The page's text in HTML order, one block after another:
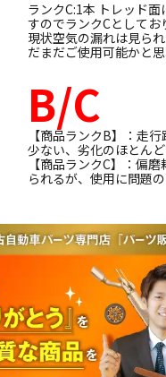
ランクC:1本 トレッド面
すのでランクCとしてお
現状空気の漏れは見ら
だまだご使用可能かと思
B/C
【商品ランクB】：走
少ない、劣化のほとん
【商品ランクC】：偏
られるが、使用に問題